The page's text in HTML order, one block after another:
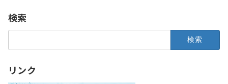
検索
リンク